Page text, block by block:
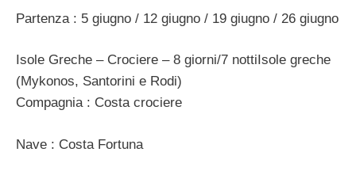
Partenza : 5 giugno / 12 giugno / 19 giugno / 26 giugno
Isole Greche – Crociere – 8 giorni/7 nottiIsole greche
(Mykonos, Santorini e Rodi)
Compagnia : Costa crociere
Nave : Costa Fortuna